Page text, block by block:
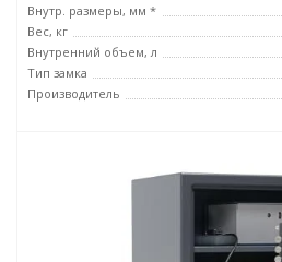
Внутр. размеры, мм *
Вес, кг
Внутренний объем, л
Тип замка
Производитель